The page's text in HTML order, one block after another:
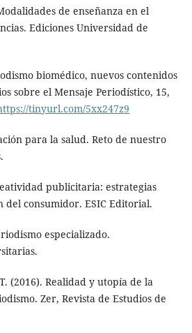
de enseñanza en el
Ediciones Universidad de
biomédico, nuevos contenidos
sobre el Mensaje Periodístico, 15,
tinyurl.com/5xx247z9
para la salud. Reto de nuestro
publicitaria: estrategias
consumidor. ESIC Editorial.
especializado.
(2016). Realidad y utopía de la
Zer, Revista de Estudios de